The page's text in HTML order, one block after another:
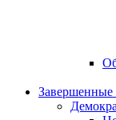
Завершенные